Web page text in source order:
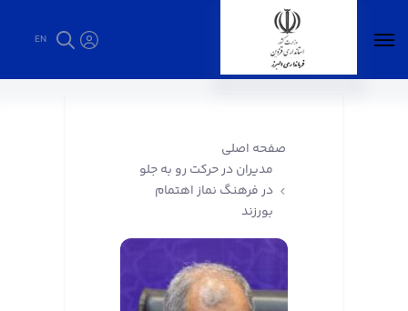
EN
صفحه اصلی
مدیران در حرکت رو به جلو
در فرهنگ نماز اهتمام
بورزند